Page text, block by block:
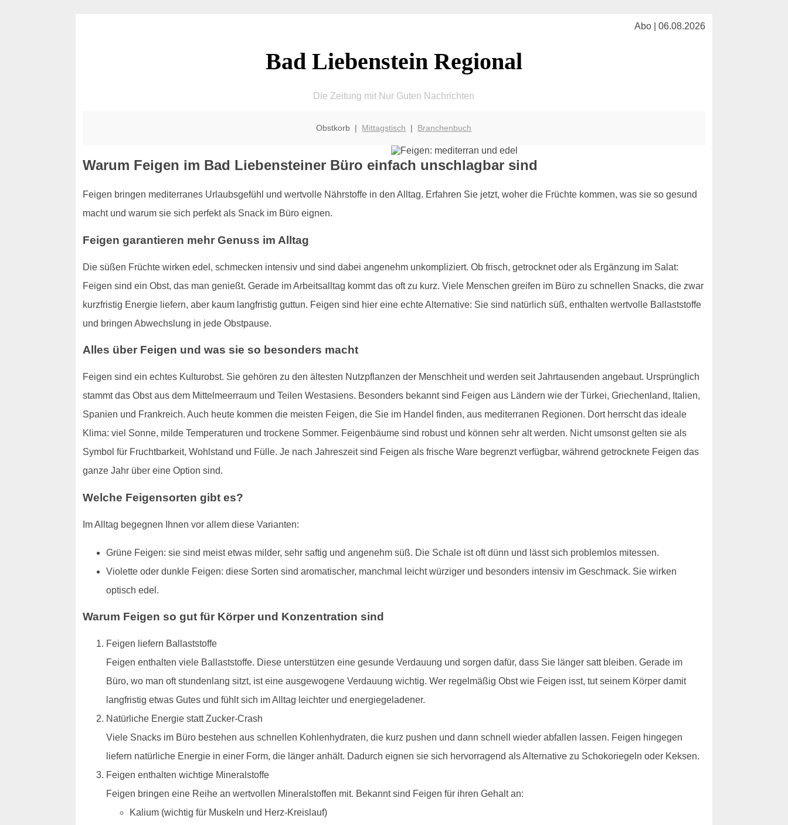
Abo | 06.08.2026
Bad Liebenstein Regional
Die Zeitung mit Nur Guten Nachrichten
Obstkorb | Mittagstisch | Branchenbuch
Warum Feigen im Bad Liebensteiner Büro einfach unschlagbar sind
Feigen bringen mediterranes Urlaubsgefühl und wertvolle Nährstoffe in den Alltag. Erfahren Sie jetzt, woher die Früchte kommen, was sie so gesund
macht und warum sie sich perfekt als Snack im Büro eignen.
Feigen garantieren mehr Genuss im Alltag
Die süßen Früchte wirken edel, schmecken intensiv und sind dabei angenehm unkompliziert. Ob frisch, getrocknet oder als Ergänzung im Salat:
Feigen sind ein Obst, das man genießt. Gerade im Arbeitsalltag kommt das oft zu kurz. Viele Menschen greifen im Büro zu schnellen Snacks, die zwar
kurzfristig Energie liefern, aber kaum langfristig guttun. Feigen sind hier eine echte Alternative: Sie sind natürlich süß, enthalten wertvolle Ballaststoffe
und bringen Abwechslung in jede Obstpause.
Alles über Feigen und was sie so besonders macht
Feigen sind ein echtes Kulturobst. Sie gehören zu den ältesten Nutzpflanzen der Menschheit und werden seit Jahrtausenden angebaut. Ursprünglich
stammt das Obst aus dem Mittelmeerraum und Teilen Westasiens. Besonders bekannt sind Feigen aus Ländern wie der Türkei, Griechenland, Italien,
Spanien und Frankreich. Auch heute kommen die meisten Feigen, die Sie im Handel finden, aus mediterranen Regionen. Dort herrscht das ideale
Klima: viel Sonne, milde Temperaturen und trockene Sommer. Feigenbäume sind robust und können sehr alt werden. Nicht umsonst gelten sie als
Symbol für Fruchtbarkeit, Wohlstand und Fülle. Je nach Jahreszeit sind Feigen als frische Ware begrenzt verfügbar, während getrocknete Feigen das
ganze Jahr über eine Option sind.
Welche Feigensorten gibt es?
Im Alltag begegnen Ihnen vor allem diese Varianten:
Grüne Feigen: sie sind meist etwas milder, sehr saftig und angenehm süß. Die Schale ist oft dünn und lässt sich problemlos mitessen.
Violette oder dunkle Feigen: diese Sorten sind aromatischer, manchmal leicht würziger und besonders intensiv im Geschmack. Sie wirken
optisch edel.
Warum Feigen so gut für Körper und Konzentration sind
Feigen liefern Ballaststoffe
Feigen enthalten viele Ballaststoffe. Diese unterstützen eine gesunde Verdauung und sorgen dafür, dass Sie länger satt bleiben. Gerade im
Büro, wo man oft stundenlang sitzt, ist eine ausgewogene Verdauung wichtig. Wer regelmäßig Obst wie Feigen isst, tut seinem Körper damit
langfristig etwas Gutes und fühlt sich im Alltag leichter und energiegeladener.
Natürliche Energie statt Zucker-Crash
Viele Snacks im Büro bestehen aus schnellen Kohlenhydraten, die kurz pushen und dann schnell wieder abfallen lassen. Feigen hingegen
liefern natürliche Energie in einer Form, die länger anhält. Dadurch eignen sie sich hervorragend als Alternative zu Schokoriegeln oder Keksen.
Feigen enthalten wichtige Mineralstoffe
Feigen bringen eine Reihe an wertvollen Mineralstoffen mit. Bekannt sind Feigen für ihren Gehalt an:
Kalium (wichtig für Muskeln und Herz-Kreislauf)